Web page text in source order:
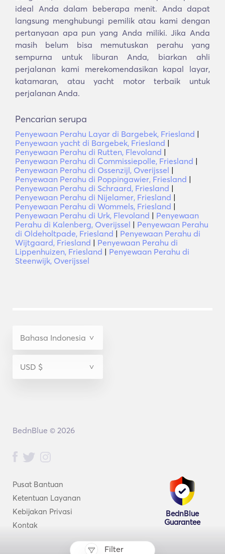
Filter
ideal Anda dalam beberapa menit. Anda dapat
langsung menghubungi pemilik atau kami dengan
pertanyaan apa pun yang Anda miliki. Jika Anda
masih belum bisa memutuskan perahu yang
sempurna untuk liburan Anda, biarkan ahli
perjalanan kami merekomendasikan kapal layar,
katamaran, atau yacht motor terbaik untuk
perjalanan Anda.
Pencarian serupa
Penyewaan Perahu Layar di Bargebek, Friesland |
Penyewaan yacht di Bargebek, Friesland |
Penyewaan Perahu di Rutten, Flevoland |
Penyewaan Perahu di Commissiepolle, Friesland |
Penyewaan Perahu di Ossenzijl, Overijssel |
Penyewaan Perahu di Poppingawier, Friesland |
Penyewaan Perahu di Schraard, Friesland |
Penyewaan Perahu di Nijelamer, Friesland |
Penyewaan Perahu di Wommels, Friesland |
Penyewaan Perahu di Urk, Flevoland | Penyewaan
Perahu di Kalenberg, Overijssel | Penyewaan Perahu
di Oldeholtpade, Friesland | Penyewaan Perahu di
Wijtgaard, Friesland | Penyewaan Perahu di
Lippenhuizen, Friesland | Penyewaan Perahu di
Steenwijk, Overijssel
Pusat Bantuan
Ketentuan Layanan
Kebijakan Privasi
Kontak
BednBlue
Guarantee
BednBlue © 2026